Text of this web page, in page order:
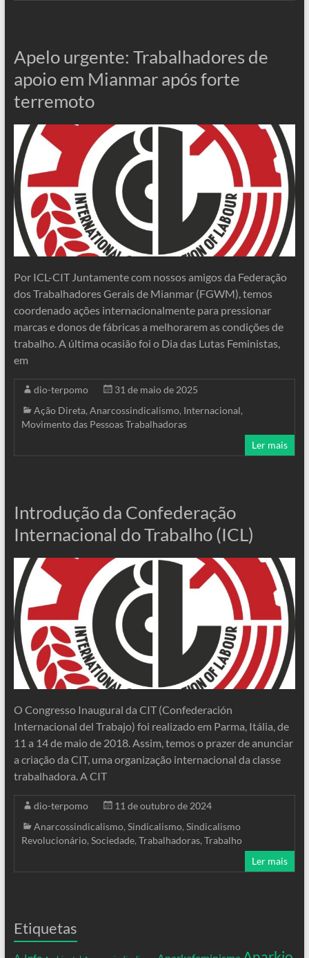
Apelo urgente: Trabalhadores de
apoio em Mianmar após forte
terremoto
Por ICL-CIT Juntamente com nossos amigos da Federação
dos Trabalhadores Gerais de Mianmar (FGWM), temos
coordenado ações internacionalmente para pressionar
marcas e donos de fábricas a melhorarem as condições de
trabalho. A última ocasião foi o Dia das Lutas Feministas,
em
dio-terpomo
31 de maio de 2025
Ação Direta, Anarcossindicalismo, Internacional,
Movimento das Pessoas Trabalhadoras
Ler mais
Introdução da Confederação
Internacional do Trabalho (ICL)
O Congresso Inaugural da CIT (Confederación
Internacional del Trabajo) foi realizado em Parma, Itália, de
11 a 14 de maio de 2018. Assim, temos o prazer de anunciar
a criação da CIT, uma organização internacional da classe
trabalhadora. A CIT
dio-terpomo
11 de outubro de 2024
Anarcossindicalismo,Sindicalismo,Sindicalismo
Revolucionário,Sociedade,Trabalhadoras,Trabalho
Ler mais
Etiquetas